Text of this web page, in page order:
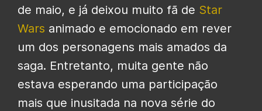
de maio, e já deixou muito fã de Star
Wars animado e emocionado em rever
um dos personagens mais amados da
saga. Entretanto, muita gente não
estava esperando uma participação
mais que inusitada na nova série do